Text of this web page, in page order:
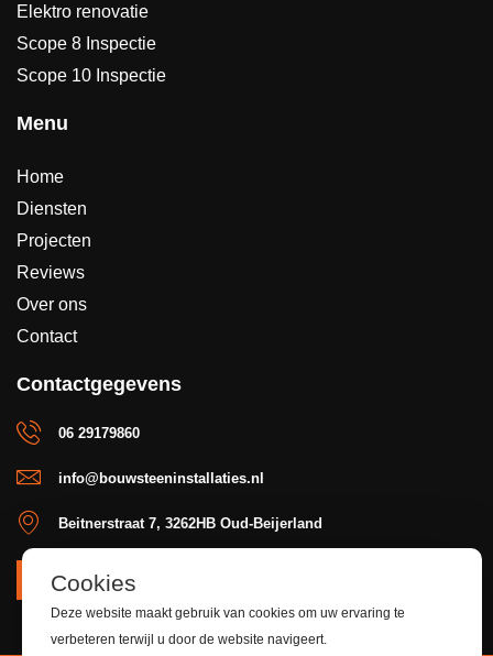
Elektro renovatie
Scope 8 Inspectie
Scope 10 Inspectie
Menu
Home
Diensten
Projecten
Reviews
Over ons
Contact
Contactgegevens
06 29179860
info@bouwsteeninstallaties.nl
Beitnerstraat 7, 3262HB Oud-Beijerland
OFFERTE
Cookies
Deze website maakt gebruik van cookies om uw ervaring te
verbeteren terwijl u door de website navigeert.